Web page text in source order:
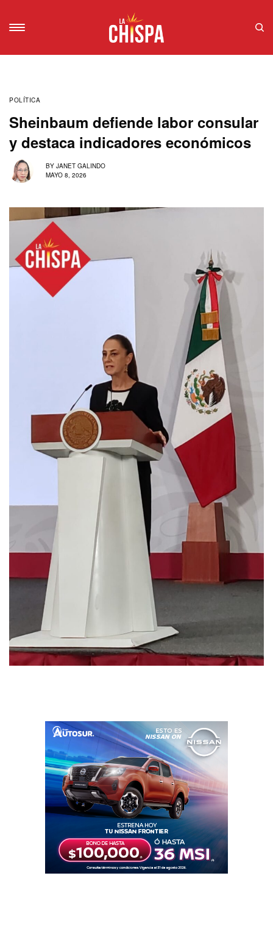
POLÍTICA
Sheinbaum defiende labor consular
y destaca indicadores económicos
BY JANET GALINDO
MAYO 8, 2026